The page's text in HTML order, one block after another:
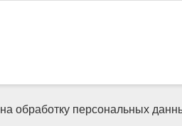
на обработку персональных